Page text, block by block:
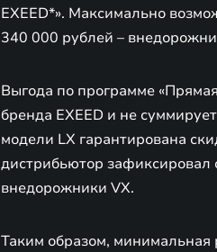
EXEED*». Максимально
340 000 рублей –
Выгода по программе
бренда EXEED и не
модели LX гарантирована
дистрибьютор
внедорожники VX.
Таким образом, минимальная